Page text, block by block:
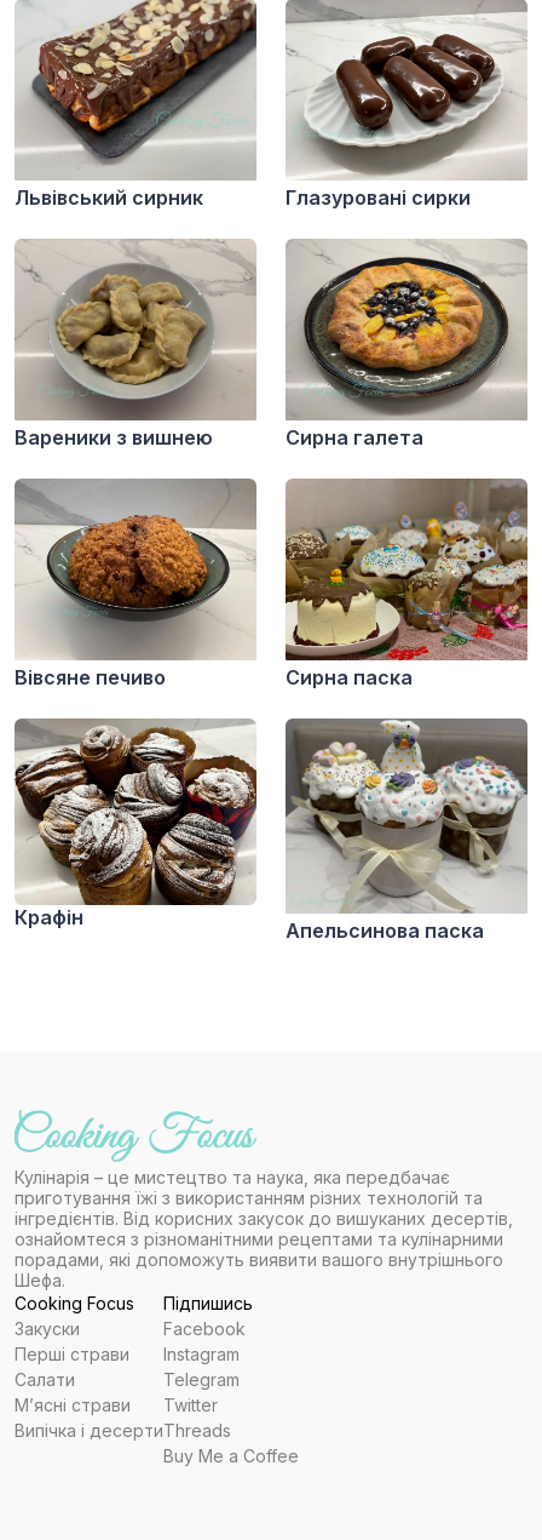
Львівський сирник Глазуровані сирки
Вареники з вишнею Сирна галета
Вівсяне печиво Сирна паска
Крафін
Апельсинова паска
Кулінарія – це мистецтво та наука, яка передбачає
приготування їжі з використанням різних технологій та
інгредієнтів. Від корисних закусок до вишуканих десертів,
ознайомтеся з різноманітними рецептами та кулінарними
порадами, які допоможуть виявити вашого внутрішнього
Шефа.
Cooking Focus
Закуски
Перші страви
Салати
Мʼясні страви
Випічка і десерти
Підпишись
Facebook
Instagram
Telegram
Twitter
Threads
Buy Me a Coffee